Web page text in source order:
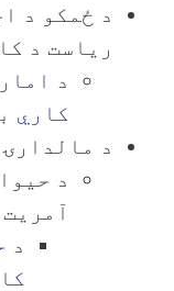
د ځمکو د
ریاست د
د
کاري
د
د
آمریت
د